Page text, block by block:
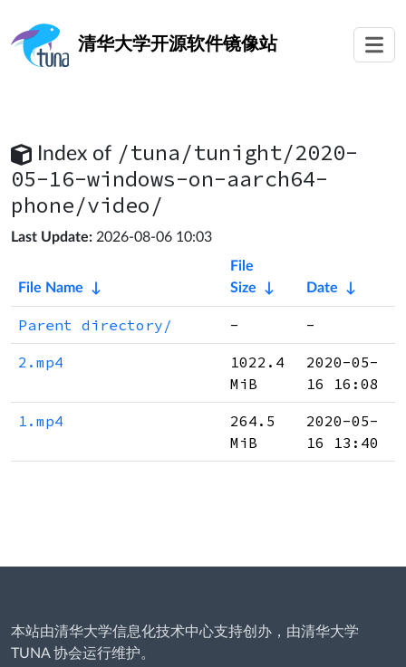
清华大学开源软件镜像站
Index of /tuna/tunight/2020-
05-16-windows-on-aarch64-
phone/video/
Last Update: 2026-08-06 10:03
File Name ↓
File
Size
↓ Date ↓
Parent directory/ - -
2.mp4
1022.4
MiB
2020-05-
16 16:08
1.mp4
264.5
MiB
2020-05-
16 13:40
本站由清华大学信息化技术中心支持创办，由清华大学
TUNA 协会运行维护。